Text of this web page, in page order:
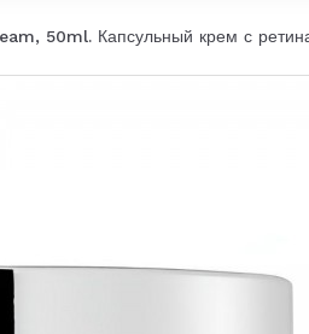
50ml. Капсульный крем с